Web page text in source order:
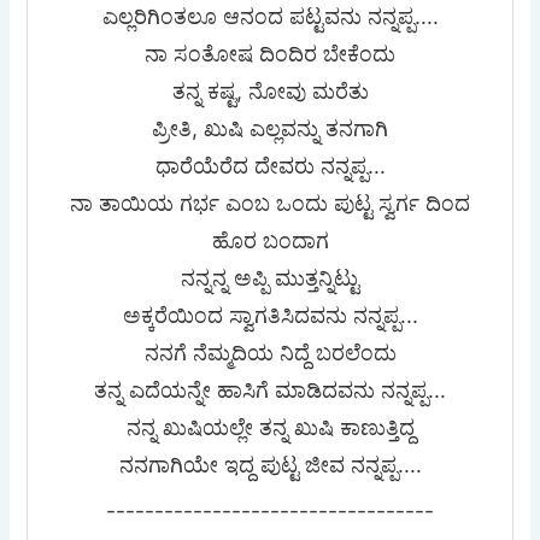
ಎಲ್ಲರಿಗಿಂತಲೂ ಆನಂದ ಪಟ್ಟವನು ನನ್ನಪ್ಪ....
ನಾ ಸಂತೋಷ ದಿಂದಿರ ಬೇಕೆಂದು
ತನ್ನ ಕಷ್ಟ, ನೋವು ಮರೆತು
ಪ್ರೀತಿ, ಖುಷಿ ಎಲ್ಲವನ್ನು ತನಗಾಗಿ
ಧಾರೆಯೆರೆದ ದೇವರು ನನ್ನಪ್ಪ...
ನಾ ತಾಯಿಯ ಗರ್ಭ ಎಂಬ ಒಂದು ಪುಟ್ಟ ಸ್ವರ್ಗ ದಿಂದ
ಹೊರ ಬಂದಾಗ
ನನ್ನನ್ನ ಅಪ್ಪಿ ಮುತ್ತನ್ನಿಟ್ಟು
ಅಕ್ಕರೆಯಿಂದ ಸ್ವಾಗತಿಸಿದವನು ನನ್ನಪ್ಪ...
ನನಗೆ ನೆಮ್ಮದಿಯ ನಿದ್ದೆ ಬರಲೆಂದು
ತನ್ನ ಎದೆಯನ್ನೇ ಹಾಸಿಗೆ ಮಾಡಿದವನು ನನ್ನಪ್ಪ...
ನನ್ನ ಖುಷಿಯಲ್ಲೇ ತನ್ನ ಖುಷಿ ಕಾಣುತ್ತಿದ್ದ
ನನಗಾಗಿಯೇ ಇದ್ದ ಪುಟ್ಟ ಜೀವ ನನ್ನಪ್ಪ....
----------------------------------